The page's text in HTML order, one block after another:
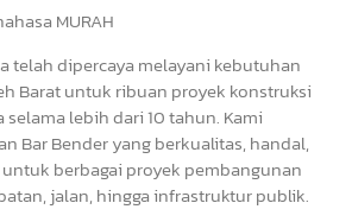
MURAH
telah dipercaya melayani kebutuhan
Barat untuk ribuan proyek konstruksi
lebih dari 10 tahun. Kami
Bar Bender yang berkualitas, handal,
berbagai proyek pembangunan
jalan, hingga infrastruktur publik.